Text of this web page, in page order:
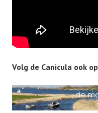
Volg de Canicula ook